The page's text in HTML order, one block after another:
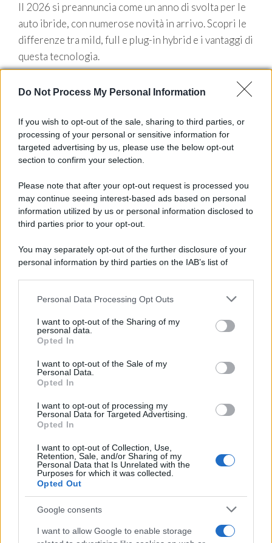
Do Not Process My Personal Information
If you wish to opt-out of the sale, sharing to third parties, or
processing of your personal or sensitive information for
targeted advertising by us, please use the below opt-out
section to confirm your selection.
Please note that after your opt-out request is processed you
may continue seeing interest-based ads based on personal
information utilized by us or personal information disclosed to
third parties prior to your opt-out.
You may separately opt-out of the further disclosure of your
personal information by third parties on the IAB’s list of
This information may also be disclosed by us to third parties
disclose it to other third parties.
Please note that this website/app uses one or more Google
services and may gather and store information including but
not limited to your visit or usage behaviour. You may click to
grant or deny consent to Google and its third-party tags to
consent section.
Personal Data Processing Opt Outs
I want to opt-out of the Sharing of my
personal data.
Opted In
I want to opt-out of the Sale of my
Personal Data.
Opted In
I want to opt-out of processing my
Personal Data for Targeted Advertising.
Opted In
I want to opt-out of Collection, Use,
Retention, Sale, and/or Sharing of my
Personal Data that Is Unrelated with the
Purposes for which it was collected.
Opted Out
Google consents
I want to allow Google to enable storage
Il 2026 si preannuncia come un anno di svolta per le
auto ibride, con numerose novità in arrivo. Scopri le
differenze tra mild, full e plug-in hybrid e i vantaggi di
questa tecnologia.
Motori Magazineè il magazine che si rivolge agli
aggiornati sulle ultime notizie del settore, ai saloni ed
agli eventi; oltre a avere validi consigli su come gestire
il proprio veicolo.
Canale di Notizie.it, testata registrata presso il Tribunale di
Milano n.68 in data 01/03/2018 |
Policy-Note legali-Trattamento dati-Feed RSS-Mappa del sito-Lista
tag
P.IVA 13542920965 Numero REA MI 2729933 - All Rights Reserved.
I contenuti sono curati dalla redazione con il supporto di strumenti
Casa Magazine
Cineverse Magazine
Donne Magazine
Food Blog
Milano Notizie
Motor Magazine
Notizie.it
Offerte Shopping